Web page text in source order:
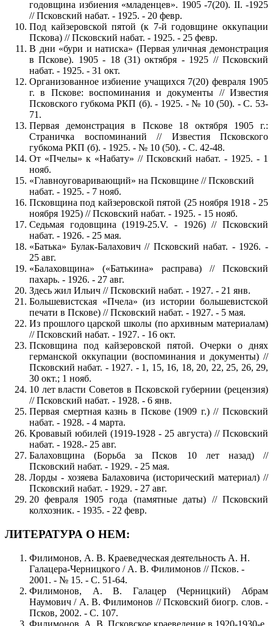
годовщина избиения «младенцев». 1905 -7(20). II. -1925
// Псковский набат. - 1925. - 20 февр.
Под кайзеровской пятой (к 7-й годовщине оккупации
Пскова) // Псковский набат. - 1925. - 25 февр.
В дни «бури и натиска» (Первая уличная демонстрация
в Пскове). 1905 - 18 (31) октября - 1925 // Псковский
набат. - 1925. - 31 окт.
Организованное избиение учащихся 7(20) февраля 1905
г. в Пскове: воспоминания и документы // Известия
Псковского губкома РКП (б). - 1925. - № 10 (50). - С. 53-
71.
Первая демонстрация в Пскове 18 октября 1905 г.:
Страничка воспоминаний // Известия Псковского
губкома РКП (б). - 1925. - № 10 (50). - С. 42-48.
От «Пчелы» к «Набату» // Псковский набат. - 1925. - 1
нояб.
«Главноуговаривающий» на Псковщине // Псковский
набат. - 1925. - 7 нояб.
Псковщина под кайзеровской пятой (25 ноября 1918 - 25
ноября 1925) // Псковский набат. - 1925. - 15 нояб.
Седьмая годовщина (1919-25.V. - 1926) // Псковский
набат. - 1926. - 25 мая.
«Батька» Булак-Балахович // Псковский набат. - 1926. -
25 авг.
«Балаховщина» («Батькина» расправа) // Псковский
пахарь. - 1926. - 27 авг.
Здесь жил Ильич // Псковский набат. - 1927. - 21 янв.
Большевистская «Пчела» (из истории большевистской
печати в Пскове) // Псковский набат. - 1927. - 5 мая.
Из прошлого царской школы (по архивным материалам)
// Псковский набат. - 1927. - 16 окт.
Псковщина под кайзеровской пятой. Очерки о днях
германской оккупации (воспоминания и документы) //
Псковский набат. - 1927. - 1, 15, 16, 18, 20, 22, 25, 26, 29,
30 окт.; 1 нояб.
10 лет власти Советов в Псковской губернии (рецензия)
// Псковский набат. - 1928. - 6 янв.
Первая смертная казнь в Пскове (1909 г.) // Псковский
набат. - 1928. - 4 марта.
Кровавый юбилей (1919-1928 - 25 августа) // Псковский
набат. - 1928.- 25 авг.
Балаховщина (Борьба за Псков 10 лет назад) //
Псковский набат. - 1929. - 25 мая.
Лорды - хозяева Балаховича (исторический материал) //
Псковский набат. - 1929. - 27 авг.
20 февраля 1905 года (памятные даты) // Псковский
колхозник. - 1935. - 22 февр.
ЛИТЕРАТУРА О НЕМ:
Филимонов, А. В. Краеведческая деятельность А. Н.
Галацера-Черницкого / А. В. Филимонов // Псков. -
2001. - № 15. - С. 51-64.
Филимонов, А. В. Галацер (Черницкий) Абрам
Наумович / А. В. Филимонов // Псковский биогр. слов. -
Псков, 2002. - С. 107.
Филимонов, А. В. Псковское краеведение в 1920-1930-е